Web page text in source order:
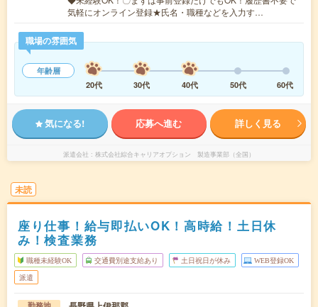
気軽にオンライン登録★氏名・職種などを入力す…
職場の雰囲気
年齢層
20代
30代 40代 50代 60代
気になる! 応募へ進む 詳しく見る
派遣会社 株式会社綜合キャリアオプション 製造事業部（全国）
未読
座り仕事！給与即払いOK！高時給！土日休
み！検査業務
職種未経験OK 交通費別途支給あり 土日祝日が休み WEB登録OK
派遣